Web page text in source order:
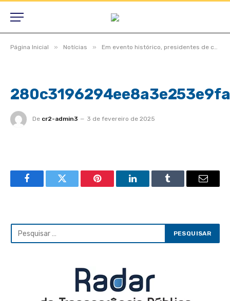
Página Inicial » Notícias » Em evento histórico, presidentes de câmaras lotam auditório do TCE-MT para primeira edição do Interage 2023
De cr2-admin3 3 de fevereiro de 2025
FacebookTwitter Pinterest LinkedInTumblr Email